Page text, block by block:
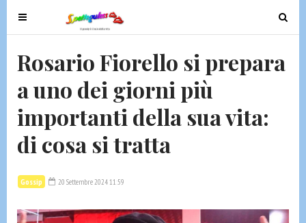
T
o
g
e
n
v
g
t
T
o
g
t
Rosario Fiorello si prepara
a uno dei giorni più
importanti della sua vita:
di cosa si tratta
Gossip 20 Settembre 2024 11:59